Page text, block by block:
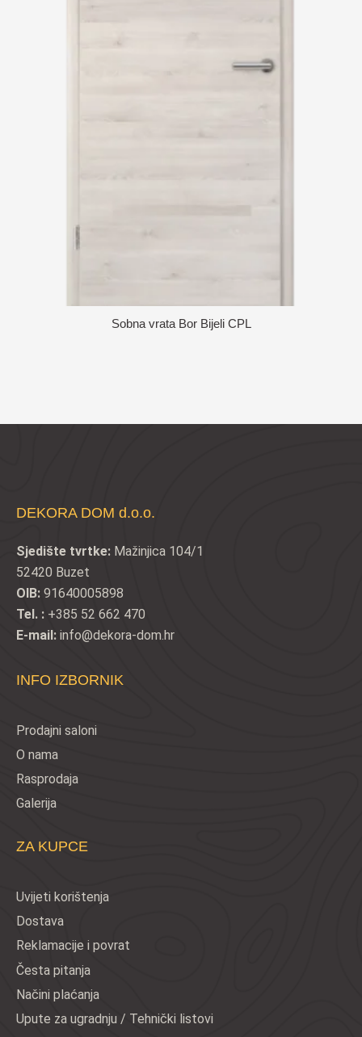
Sobna vrata Bor Bijeli CPL
DEKORA DOM d.o.o.
Sjedište tvrtke: Mažinjica 104/1
52420 Buzet
OIB: 91640005898
Tel. : +385 52 662 470
E-mail: info@dekora-dom.hr
INFO IZBORNIK
Prodajni saloni
O nama
Rasprodaja
Galerija
ZA KUPCE
Uvijeti korištenja
Dostava
Reklamacije i povrat
Česta pitanja
Načini plaćanja
Upute za ugradnju / Tehnički listovi